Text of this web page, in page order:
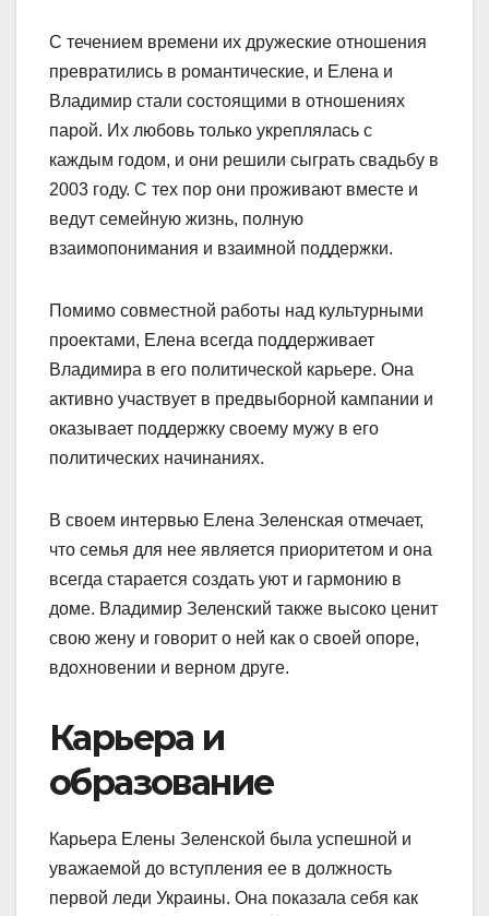
С течением времени их дружеские отношения
превратились в романтические, и Елена и
Владимир стали состоящими в отношениях
парой. Их любовь только укреплялась с
каждым годом, и они решили сыграть свадьбу в
2003 году. С тех пор они проживают вместе и
ведут семейную жизнь, полную
взаимопонимания и взаимной поддержки.
Помимо совместной работы над культурными
проектами, Елена всегда поддерживает
Владимира в его политической карьере. Она
активно участвует в предвыборной кампании и
оказывает поддержку своему мужу в его
политических начинаниях.
В своем интервью Елена Зеленская отмечает,
что семья для нее является приоритетом и она
всегда старается создать уют и гармонию в
доме. Владимир Зеленский также высоко ценит
свою жену и говорит о ней как о своей опоре,
вдохновении и верном друге.
Карьера и
образование
Карьера Елены Зеленской была успешной и
уважаемой до вступления ее в должность
первой леди Украины. Она показала себя как